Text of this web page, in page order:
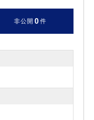
非公開 0 件